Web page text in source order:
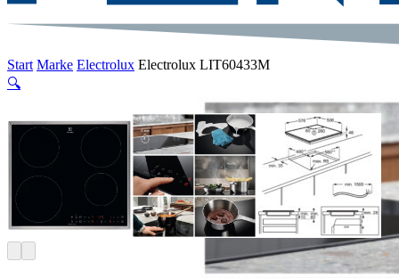
Start Marke Electrolux Electrolux LIT60433M
🔍